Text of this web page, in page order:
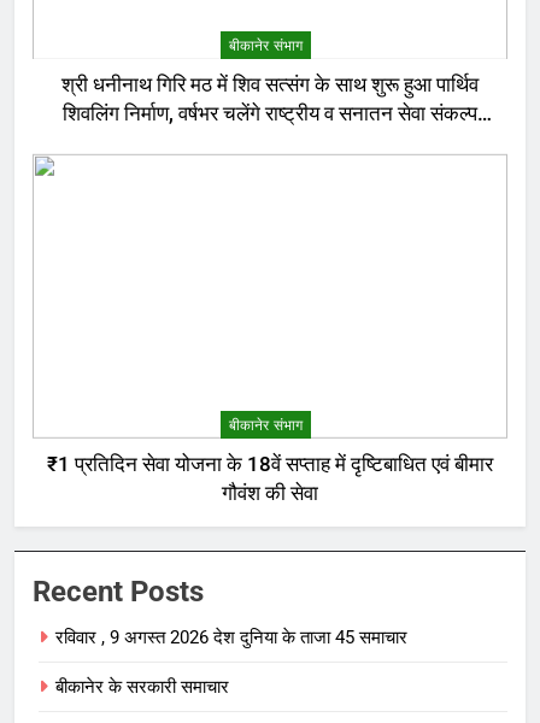
बीकानेर संभाग
श्री धनीनाथ गिरि मठ में शिव सत्संग के साथ शुरू हुआ पार्थिव
शिवलिंग निर्माण, वर्षभर चलेंगे राष्ट्रीय व सनातन सेवा संकल्प
बीकानेर संभाग
₹1 प्रतिदिन सेवा योजना के 18वें सप्ताह में दृष्टिबाधित एवं बीमार
गौवंश की सेवा
Recent Posts
रविवार , 9 अगस्त 2026 देश दुनिया के ताजा 45 समाचार
बीकानेर के सरकारी समाचार